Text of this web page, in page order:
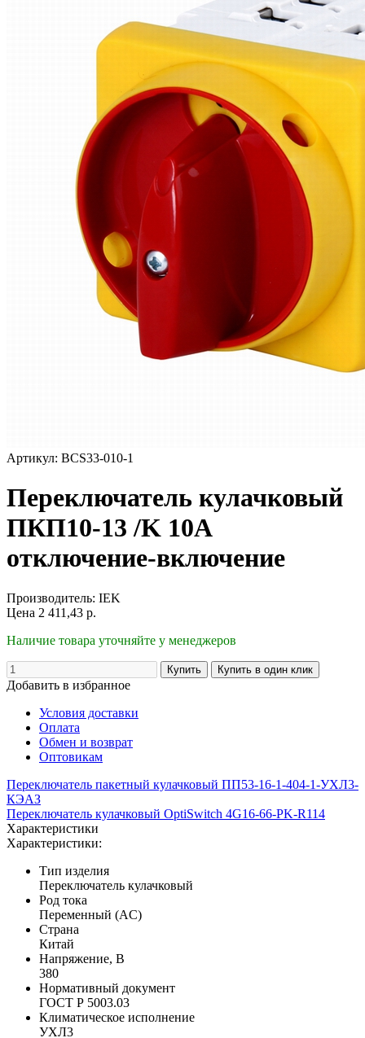
Артикул: BCS33-010-1
Переключатель кулачковый
ПКП10-13 /K 10А
отключение-включение
Производитель: IEK
Цена 2 411,43 р.
Наличие товара уточняйте у менеджеров
Добавить в избранное
Условия доставки
Оплата
Обмен и возврат
Оптовикам
Переключатель пакетный кулачковый ПП53-16-1-404-1-УХЛ3-
КЭАЗ
Переключатель кулачковый OptiSwitch 4G16-66-PK-R114
Характеристики
Характеристики:
Тип изделия
Переключатель кулачковый
Род тока
Переменный (AC)
Страна
Китай
Напряжение, В
380
Нормативный документ
ГОСТ Р 5003.03
Климатическое исполнение
УХЛ3